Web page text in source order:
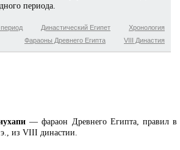
периода.
Хронология
Династический Египет
VIII Династия
Фараоны Древнего Египта
— фараон Древнего Египта, правил в
из VIII династии.